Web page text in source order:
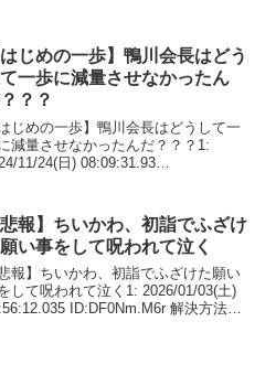
はじめの一歩】鴨川会長はどう
一歩に減量させなかったん
？？
はじめの一歩】鴨川会長はどうして一
減量させなかったんだ？？？1:
11/24(日) 08:09:31.93
…2: 2024/11/24(日...
悲報】ちいかわ、初詣でふざけ
い事をして呪われて泣く
悲報】ちいかわ、初詣でふざけた願い
して呪われて泣く1: 2026/01/03(土)
ID:DF0Nm.M6r 解決方法は